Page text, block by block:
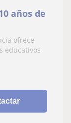
años de
ofrece
educativos